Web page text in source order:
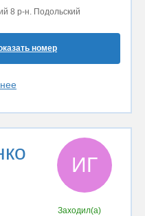
8 р-н. Подольский
номер
ИГ
Заходил(а)